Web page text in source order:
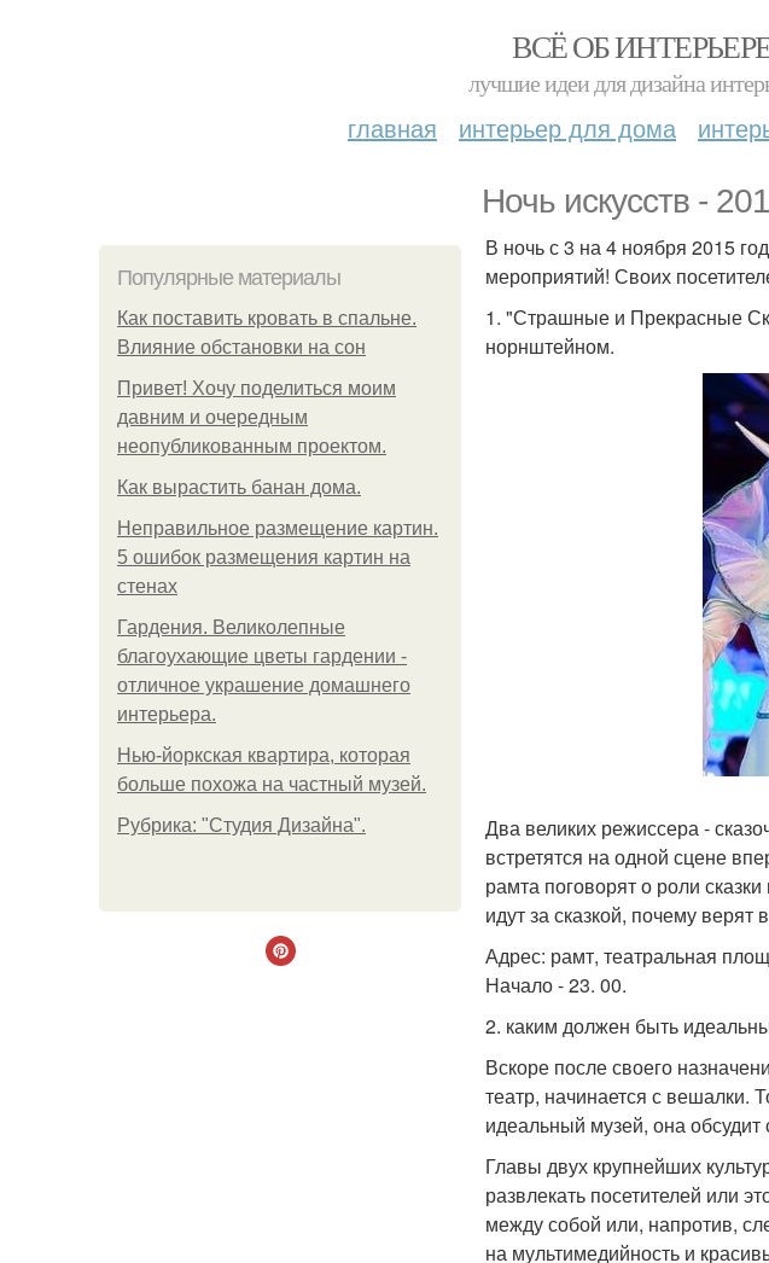
ВСЁ ОБ
лучшие идеи для дизайна
главная интерьер для дома
Ночь искусств -
Популярные материалы
Как поставить кровать в спальне.
Влияние обстановки на сон
Привет! Хочу поделиться моим
давним и очередным
неопубликованным проектом.
Как вырастить банан дома.
Неправильное размещение картин.
5 ошибок размещения картин на
стенах
Гардения. Великолепные
благоухающие цветы гардении -
отличное украшение домашнего
интерьера.
Нью-йоркская квартира, которая
больше похожа на частный музей.
Рубрика: "Студия Дизайна".
В ночь с 3 на 4 ноября 2015
мероприятий! Своих
1. "Страшные и Прекрасные
норнштейном.
Два великих режиссера -
встретятся на одной сцене
рамта поговорят о роли
идут за сказкой, почему
Адрес: рамт, театральная
Начало - 23. 00.
2. каким должен быть
Вскоре после своего
театр, начинается с вешалки.
идеальный музей, она
Главы двух крупнейших
развлекать посетителей или
между собой или, напротив,
на мультимедийность и